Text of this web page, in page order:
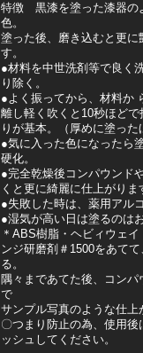
特徴 黒漆を塗った漆器の
色。
塗った後、磨き込むと更に
す。
●材料を中世洗剤等で良く
り除く。
●よく振ってから、材料か
離し軽く吹くと10秒ほど
りが基本。（厚めに塗った
●気に入った色になったら
硬化。
●完全乾燥後コンパウンド
くと更に綺麗に仕上がりま
●失敗した時は、薬用アル
●湿気が高い日は塗るのは
＊ABS樹脂・ヘビィウェ
ンジ研磨剤＃1500をあて
る。
隅々まであてた後、コン
で
サンプル写真のような仕上
〇つまり防止の為、使用
ッシュしてください。